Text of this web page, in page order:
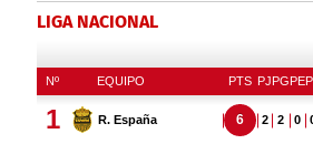
LIGA NACIONAL